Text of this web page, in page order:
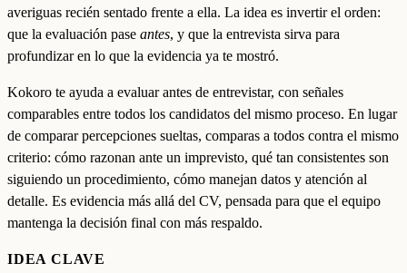
averiguas recién sentado frente a ella. La idea es invertir el orden:
que la evaluación pase antes, y que la entrevista sirva para
profundizar en lo que la evidencia ya te mostró.
Kokoro te ayuda a evaluar antes de entrevistar, con señales
comparables entre todos los candidatos del mismo proceso. En lugar
de comparar percepciones sueltas, comparas a todos contra el mismo
criterio: cómo razonan ante un imprevisto, qué tan consistentes son
siguiendo un procedimiento, cómo manejan datos y atención al
detalle. Es evidencia más allá del CV, pensada para que el equipo
mantenga la decisión final con más respaldo.
IDEA CLAVE